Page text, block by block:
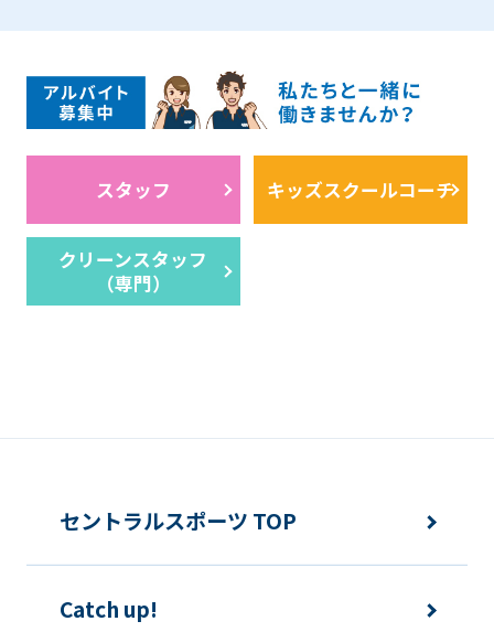
スタッフ キッズスクールコーチ
クリーンスタッフ
（専門）
セントラルスポーツ TOP
Catch up!